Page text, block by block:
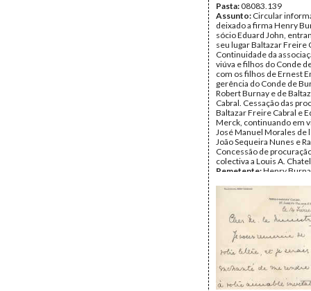
Pasta:08083.139
Assunto: Circular
deixado a firma Henry
sócio Eduard John,
seu lugar Baltazar Freire
Continuidade da
viúva e filhos do Conde
com os filhos de Ernest
gerência do Conde de
Robert Burnay e de
Cabral. Cessação das
Baltazar Freire Cabral e
Merck, continuando em
José Manuel Morales de
João Sequeira Nunes e
Concessão de
colectiva a Louis A.
Remetente:Henry
1916
DTE -
Tipo Documental:
Página(s):